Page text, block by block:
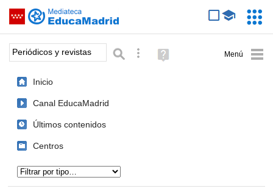
Saltar navegación
Palabra o frase: Búsqueda avanzada
Ayuda
(en
Inicio
Canal EducaMadrid
Últimos contenidos
Centros